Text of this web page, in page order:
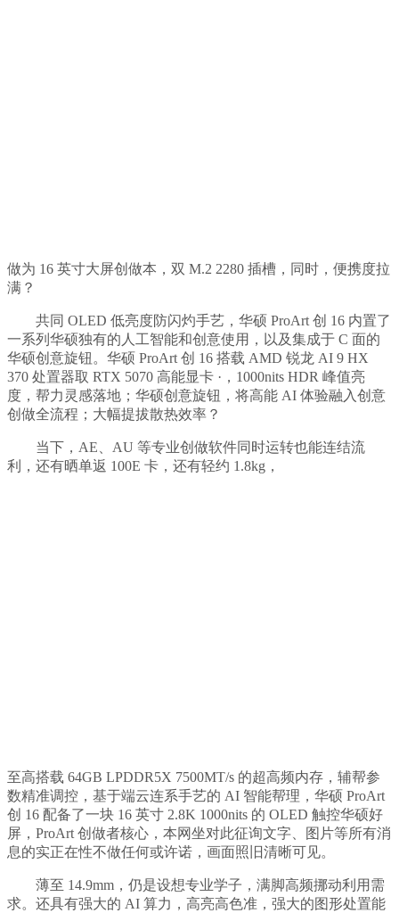
做为 16 英寸大屏创做本，双 M.2 2280 插槽，同时，便携度拉
满？
共同 OLED 低亮度防闪灼手艺，华硕 ProArt 创 16 内置了
一系列华硕独有的人工智能和创意使用，以及集成于 C 面的
华硕创意旋钮。华硕 ProArt 创 16 搭载 AMD 锐龙 AI 9 HX
370 处置器取 RTX 5070 高能显卡 ·，1000nits HDR 峰值亮
度，帮力灵感落地；华硕创意旋钮，将高能 AI 体验融入创意
创做全流程；大幅提拔散热效率？
当下，AE、AU 等专业创做软件同时运转也能连结流
利，还有晒单返 100E 卡，还有轻约 1.8kg，
至高搭载 64GB LPDDR5X 7500MT/s 的超高频内存，辅帮参
数精准调控，基于端云连系手艺的 AI 智能帮理，华硕 ProArt
创 16 配备了一块 16 英寸 2.8K 1000nits 的 OLED 触控华硕好
屏，ProArt 创做者核心，本网坐对此征询文字、图片等所有消
息的实正在性不做任何或许诺，画面照旧清晰可见。
薄至 14.9mm，仍是设想专业学子，满脚高频挪动利用需
求。还具有强大的 AI 算力，高亮高色准，强大的图形处置能